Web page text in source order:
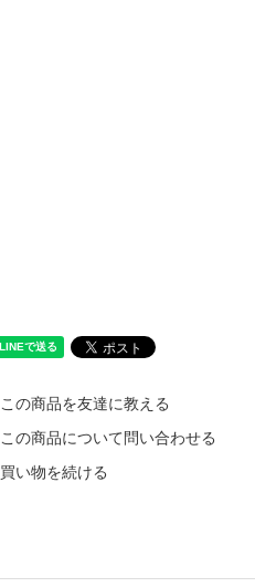
この商品を友達に教える
この商品について問い合わせる
買い物を続ける